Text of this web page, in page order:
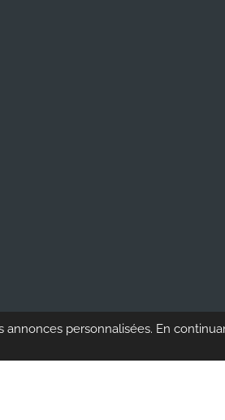
personnalisées. En